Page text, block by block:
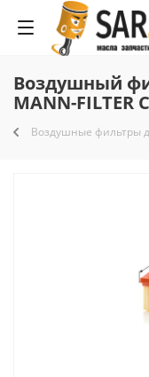
Воздушный
MANN-FILTER
Воздушные фильтры